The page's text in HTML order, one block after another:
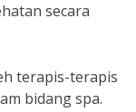
secara
terapis-terapis
bidang spa.